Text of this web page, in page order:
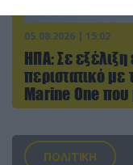
05.08.2026 | 15:02
ΗΠΑ: Σε εξέλιξη
περιστατικό με
Marine One
ΠΟΛΙΤΙΚΗ